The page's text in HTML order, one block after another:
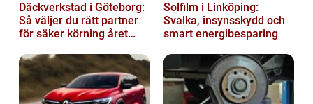
Däckverkstad i Göteborg:
Så väljer du rätt partner
för säker körning året
Solfilm i Linköping:
Svalka, insynsskydd och
smart energibesparing